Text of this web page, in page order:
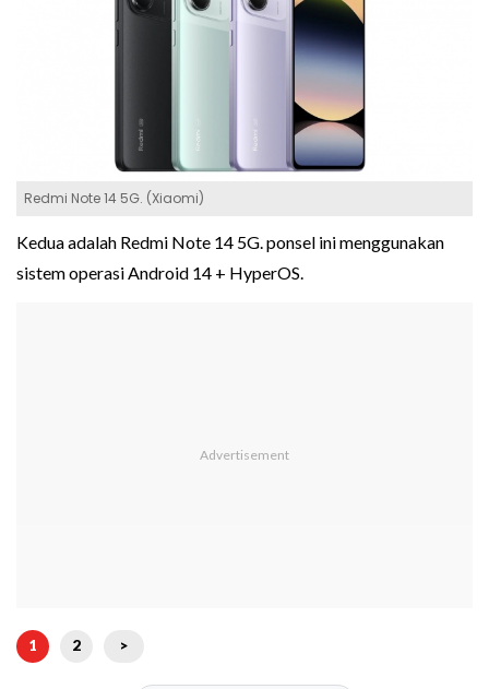
Redmi Note 14 5G. (Xiaomi)
Kedua adalah Redmi Note 14 5G. ponsel ini menggunakan
sistem operasi Android 14 + HyperOS.
1 2 >